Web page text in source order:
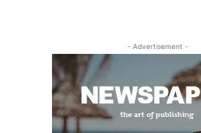
- Advertisement -